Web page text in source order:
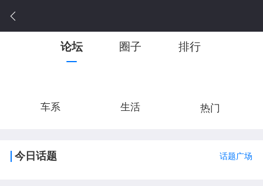
论坛 圈子 排行
车系 生活 热门
今日话题 话题广场